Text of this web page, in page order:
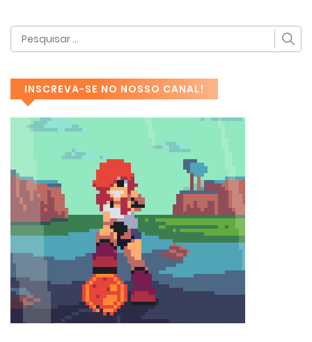
INSCREVA-SE NO NOSSO CANAL!